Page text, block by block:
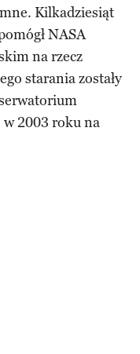
Kilkadziesiąt
NASA
na rzecz
starania zostały
2003 roku na